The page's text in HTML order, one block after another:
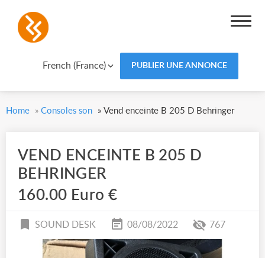
French (France) PUBLIER UNE ANNONCE
Home » Consoles son » Vend enceinte B 205 D Behringer
VEND ENCEINTE B 205 D
BEHRINGER
160.00 Euro €
SOUND DESK 08/08/2022 767